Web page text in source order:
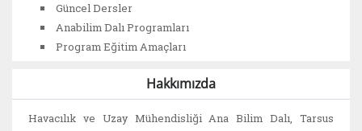
Güncel Dersler
Anabilim Dalı Programları
Program Eğitim Amaçları
Hakkımızda
Havacılık ve Uzay Mühendisliği Ana Bilim Dalı, Tarsus